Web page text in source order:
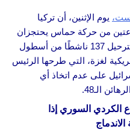
يوم الإثنين، أن تركيا
من حركة حماس يحتجزان
رهائن. يأتي ذلك بعد قيام إسرائيل بترحيل 137 ناشطًا من أسطول
لغزة، التي طرحها الرئيس
على عدم اتخاذ أي
الـ48.
الكردي السوري إذا